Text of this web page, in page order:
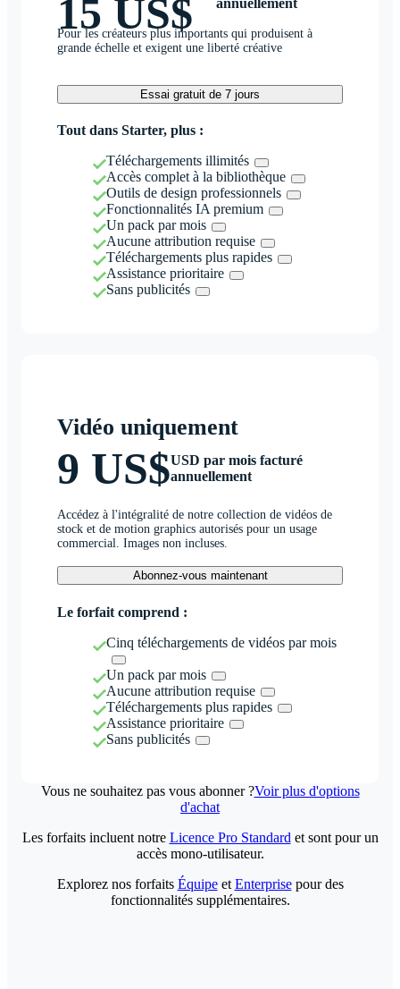
15 US$
Pour les créateurs plus importants qui produisent à
grande échelle et exigent une liberté créative
Essai gratuit de 7 jours
Tout dans Starter, plus :
Téléchargements illimités
Accès complet à la bibliothèque
Outils de design professionnels
Fonctionnalités IA premium
Un pack par mois
Aucune attribution requise
Téléchargements plus rapides
Assistance prioritaire
Sans publicités
Vidéo uniquement
9 US$USD par mois facturé
annuellement
Accédez à l'intégralité de notre collection de vidéos de
stock et de motion graphics autorisés pour un usage
commercial. Images non incluses.
Abonnez-vous maintenant
Le forfait comprend :
Cinq téléchargements de vidéos par mois
Un pack par mois
Aucune attribution requise
Téléchargements plus rapides
Assistance prioritaire
Sans publicités
Vous ne souhaitez pas vous abonner ?Voir plus d'options
d'achat
Les forfaits incluent notre Licence Pro Standard et sont pour un
accès mono-utilisateur.
Explorez nos forfaits Équipeet Enterprisepour des
fonctionnalités supplémentaires.